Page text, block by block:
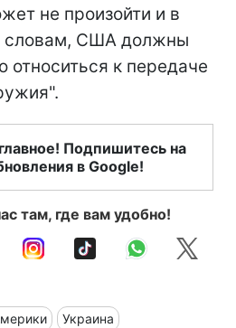
не произойти и в
словам, США должны
относиться к передаче
Подпишитесь на
в Google!
там, где вам удобно!
Украина